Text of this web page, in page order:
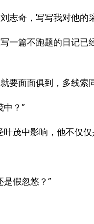
志奇，写写我对他的
一篇不跑题的日记
要面面俱到，多线索
中？”
叶茂中影响，他不仅
是假忽悠？”